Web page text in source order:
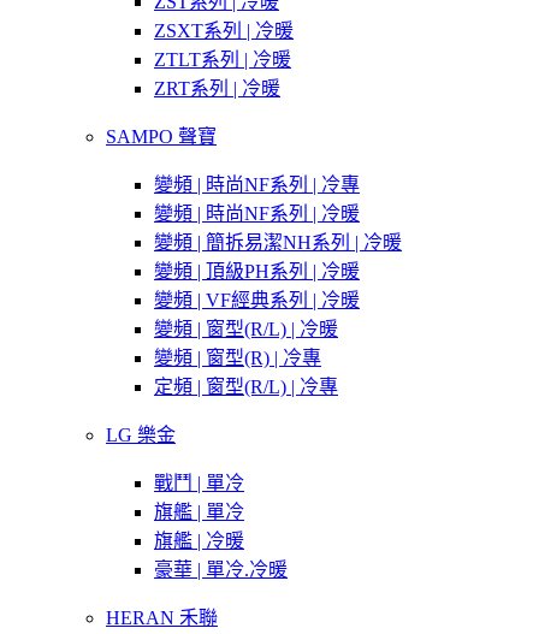
ZSXT系列 | 冷暖
ZTLT系列 | 冷暖
ZRT系列 | 冷暖
SAMPO 聲寶
變頻 | 時尚NF系列 | 冷專
變頻 | 時尚NF系列 | 冷暖
變頻 | 簡拆易潔NH系列 | 冷暖
變頻 | 頂級PH系列 | 冷暖
變頻 | VF經典系列 | 冷暖
變頻 | 窗型(R/L) | 冷暖
變頻 | 窗型(R) | 冷專
定頻 | 窗型(R/L) | 冷專
LG 樂金
戰鬥 | 單冷
旗艦 | 單冷
旗艦 | 冷暖
豪華 | 單冷.冷暖
HERAN 禾聯